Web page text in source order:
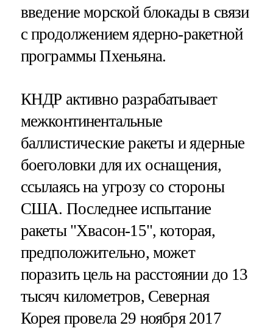
введение морской блокады в связи
с продолжением ядерно-ракетной
программы Пхеньяна.
КНДР активно разрабатывает
межконтинентальные
баллистические ракеты и ядерные
боеголовки для их оснащения,
ссылаясь на угрозу со стороны
США. Последнее испытание
ракеты "Хвасон-15", которая,
предположительно, может
поразить цель на расстоянии до 13
тысяч километров, Северная
Корея провела 29 ноября 2017